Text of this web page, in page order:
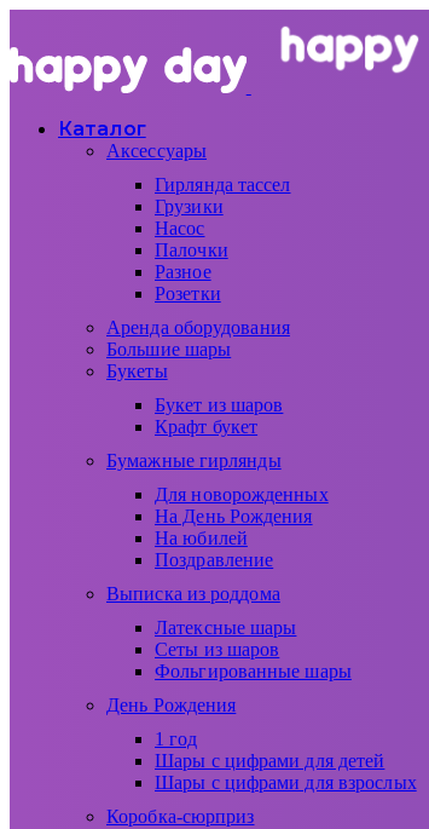
Каталог
Аксессуары
Гирлянда тассел
Грузики
Насос
Палочки
Разное
Розетки
Аренда оборудования
Большие шары
Букеты
Букет из шаров
Крафт букет
Бумажные гирлянды
Для новорожденных
На День Рождения
На юбилей
Поздравление
Выписка из роддома
Латексные шары
Сеты из шаров
Фольгированные шары
День Рождения
1 год
Шары с цифрами для детей
Шары с цифрами для взрослых
Коробка-сюрприз